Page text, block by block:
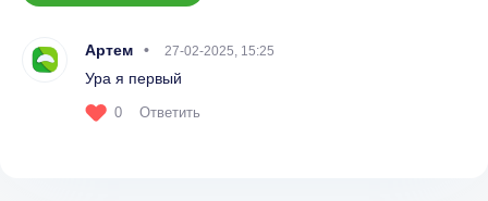
Артем 27-02-2025, 15:25
Ура я первый
0 Ответить